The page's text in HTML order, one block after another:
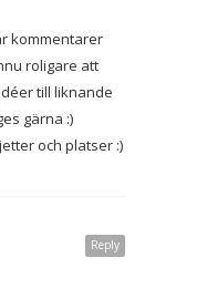
kommentarer
roligare att
till liknande
gärna :)
och platser :)
Reply